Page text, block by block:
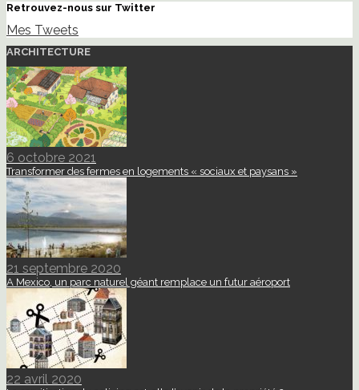
Retrouvez-nous sur Twitter
Mes Tweets
ARCHITECTURE
6 octobre 2021
Transformer des fermes en logements « sociaux et paysans »
21 septembre 2020
A Mexico, un parc naturel géant remplace un futur aéroport
22 avril 2020